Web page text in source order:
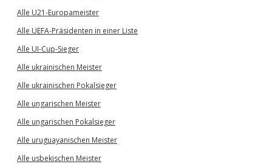
Alle U21-Europameister
Alle UEFA-Präsidenten in einer Liste
Alle UI-Cup-Sieger
Alle ukrainischen Meister
Alle ukrainischen Pokalsieger
Alle ungarischen Meister
Alle ungarischen Pokalsieger
Alle uruguayanischen Meister
Alle usbekischen Meister